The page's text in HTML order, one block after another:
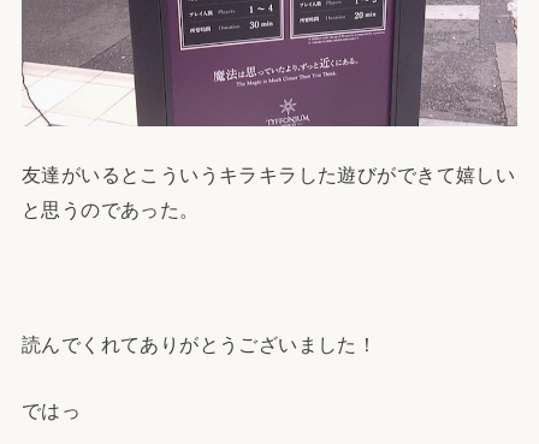
友達がいるとこういうキラキラした遊びができて嬉しい
と思うのであった。
読んでくれてありがとうございました！
ではっ